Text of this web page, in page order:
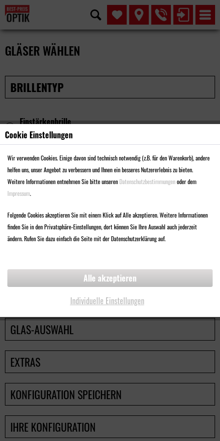
GLÄSER WÄHLEN
BRILLENTYP
Einstärkenbrille
Korrigiert Kurz- oder Weitsichtigkeit
Gleitsichtbrille
Zur gleichzeitigen Fern- und Nahkorrektur
Nahkomfortbrille
Unterstützt das Sehen im Nahbereich von 40cm bis 4m.
Ideal für Zuhause und am Arbeitsplatz.
GLAS-AUSWAHL
EXTRAS
KONFIGURATION SPEICHERN
IHRE KONFIGURATION
Cookie Einstellungen
Wir verwenden Cookies. Einige davon sind technisch notwendig (z.B. für den Warenkorb), andere
helfen uns, unser Angebot zu verbessern und Ihnen ein besseres Nutzererlebnis zu bieten.
Weitere Informationen entnehmen Sie bitte unseren Datenschutzbestimmungenoder dem
Impressum.
Folgende Cookies akzeptieren Sie mit einem Klick auf Alle akzeptieren. Weitere Informationen
finden Sie in den Privatsphäre-Einstellungen, dort können Sie Ihre Auswahl auch jederzeit
ändern. Rufen Sie dazu einfach die Seite mit der Datenschutzerklärung auf.
Individuelle Einstellungen
Alle akzeptieren